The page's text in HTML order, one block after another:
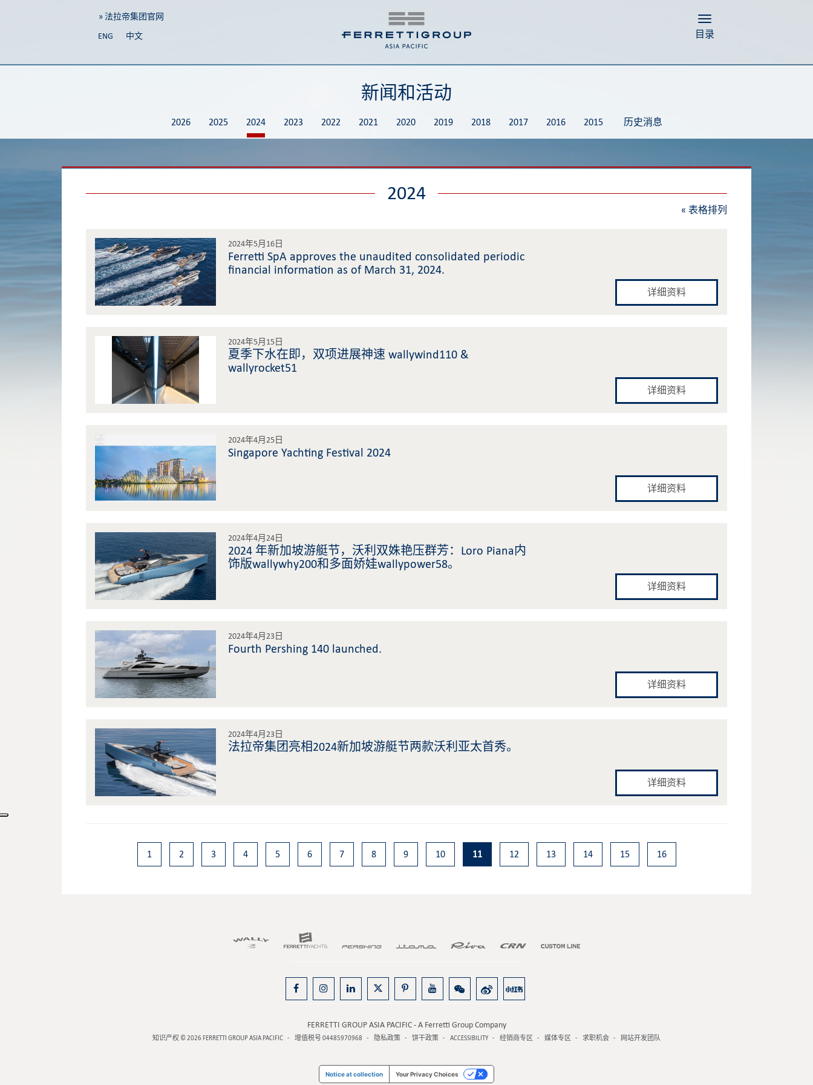
» 法拉帝集团官网
ENG
中文
Toggle navigation
目录
新闻和活动
2026 2025 2024 2023 2022 2021 2020 2019 2018 2017 2016 2015 历史消息
2024
« 表格排列
2024年5月16日
Ferretti SpA approves the unaudited consolidated periodic
financial information as of March 31, 2024.
详细资料
2024年5月15日
夏季下水在即，双项进展神速 wallywind110 &
wallyrocket51
详细资料
2024年4月25日
Singapore Yachting Festival 2024
详细资料
2024年4月24日
2024 年新加坡游艇节，沃利双姝艳压群芳：Loro Piana内
饰版wallywhy200和多面娇娃wallypower58。
详细资料
2024年4月23日
Fourth Pershing 140 launched.
详细资料
2024年4月23日
法拉帝集团亮相2024新加坡游艇节两款沃利亚太首秀。
详细资料
1 2 3 4 5 6 7 8 9 10 11 12 13 14 15 16
FERRETTI GROUP ASIA PACIFIC - A Ferretti Group Company
知识产权 © 2026 FERRETTI GROUP ASIA PACIFIC 增值税号 04485970968 隐私政策 饼干政策 ACCESSIBILITY 经销商专区 媒体专区 求职机会 网站开发团队
Notice at collection Your Privacy Choices